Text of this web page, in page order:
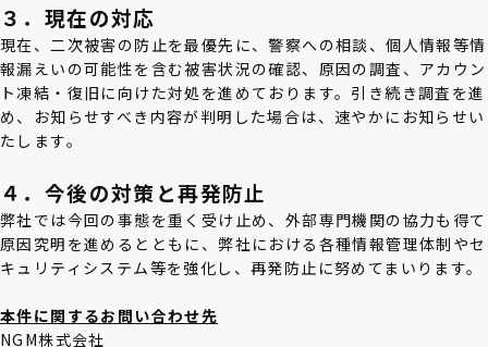
３．現在の対応
現在、二次被害の防止を最優先に、警察への相談、個人情報等情
報漏えいの可能性を含む被害状況の確認、原因の調査、アカウン
ト凍結・復旧に向けた対処を進めております。引き続き調査を進
め、お知らせすべき内容が判明した場合は、速やかにお知らせい
たします。
４．今後の対策と再発防止
弊社では今回の事態を重く受け止め、外部専門機関の協力も得て
原因究明を進めるとともに、弊社における各種情報管理体制やセ
キュリティシステム等を強化し、再発防止に努めてまいります。
本件に関するお問い合わせ先
NGM株式会社